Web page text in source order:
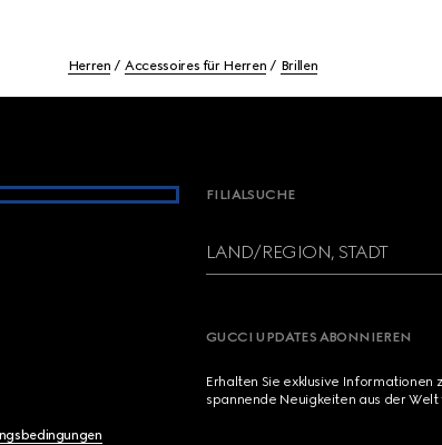
Herren Accessoires für Herren Brillen
FILIALSUCHE
LAND/REGION, STADT
GUCCI UPDATES ABONNIEREN
Erhalten Sie exklusive
spannende Neuigkeiten aus der Welt